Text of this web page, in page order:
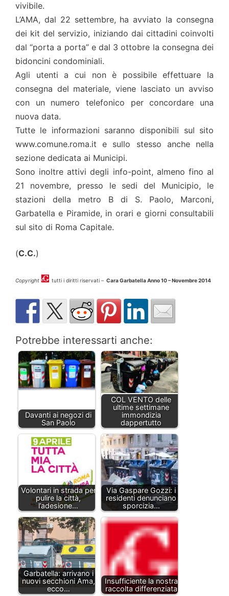
vivibile.
L’AMA, dal 22 settembre, ha avviato la consegna
dei kit del servizio, iniziando dai cittadini coinvolti
dal “porta a porta” e dal 3 ottobre la consegna dei
bidoncini condominiali.
Agli utenti a cui non è possibile effettuare la
consegna del materiale, viene lasciato un avviso
con un numero telefonico per concordare una
nuova data.
Tutte le informazioni saranno disponibili sul sito
www.comune.roma.it e sullo stesso anche nella
sezione dedicata ai Municipi.
Sono inoltre attivi degli info-point, almeno fino al
21 novembre, presso le sedi del Municipio, le
stazioni della metro B di S. Paolo, Marconi,
Garbatella e Piramide, in orari e giorni consultabili
sul sito di Roma Capitale.
(C.C.)
Copyright tutti i diritti riservati – Cara Garbatella Anno 10 – Novembre 2014
Potrebbe interessarti anche:
Davanti ai negozi di
San Paolo
COL VENTO delle
ultime settimane
immondizia
dappertutto
Volontari in strada per
pulire la città,
l’adesione…
Via Gaspare Gozzi: i
residenti denunciano
sporcizia…
Garbatella: arrivano i
nuovi secchioni Ama,
ecco…
Insufficiente la nostra
raccolta differenziata